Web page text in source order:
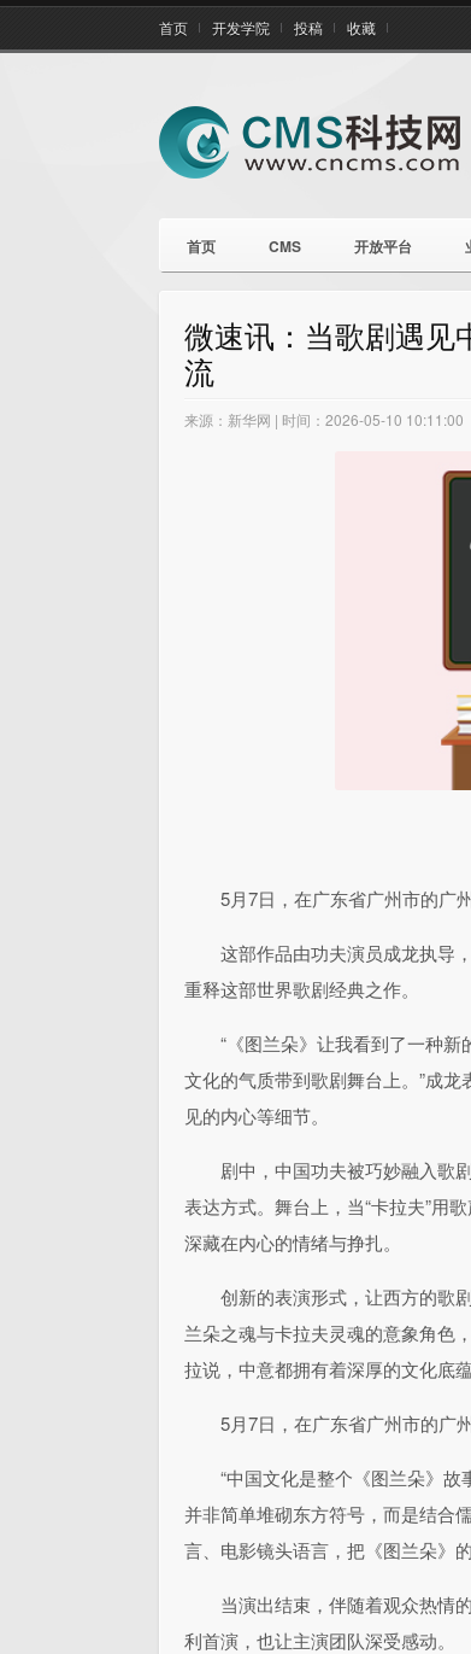
首页 开发学院 投稿 收藏
首页 CMS 开放平台
微速讯：当歌剧遇见
流
来源：新华网 | 时间：2026-05-10 10:11:00
5月7日，在广东省广州市的广
这部作品由功夫演员成龙执导
重释这部世界歌剧经典之作。
“《图兰朵》让我看到了一种
文化的气质带到歌剧舞台上。”成
见的内心等细节。
剧中，中国功夫被巧妙融入歌
表达方式。舞台上，当“卡拉夫”用
深藏在内心的情绪与挣扎。
创新的表演形式，让西方的歌
兰朵之魂与卡拉夫灵魂的意象角色
拉说，中意都拥有着深厚的文化底
5月7日，在广东省广州市的广
“中国文化是整个《图兰朵》故
并非简单堆砌东方符号，而是结合
言、电影镜头语言，把《图兰朵》
当演出结束，伴随着观众热情
利首演，也让主演团队深受感动。